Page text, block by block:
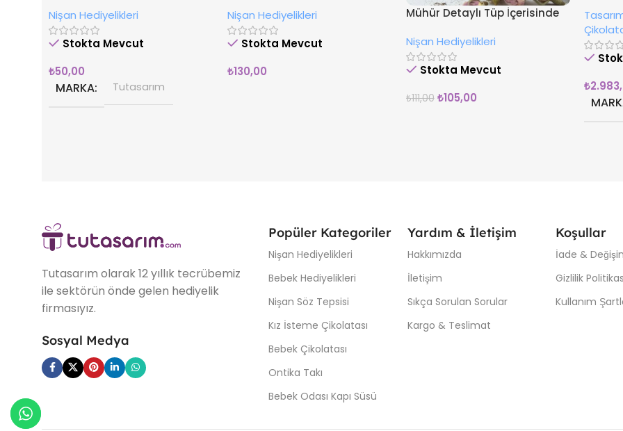
Nişan Hediyelikleri
Stokta Mevcut
₺50,00
MARKA Tutasarım
Nişan Hediyelikleri
Stokta Mevcut
₺130,00
Mühür Detaylı Tüp İçerisinde
Nişan Hediyelikleri
Stokta Mevcut
₺111,00 ₺105,00
₺
Tutasarım olarak 12 yıllık tecrübemiz
ile sektörün önde gelen hediyelik
firmasıyız.
Sosyal Medya
Popüler Kategoriler
Nişan Hediyelikleri
Bebek Hediyelikleri
Nişan Söz Tepsisi
Kız İsteme Çikolatası
Bebek Çikolatası
Ontika Takı
Bebek Odası Kapı Süsü
Yardım & İletişim
Hakkımızda
İletişim
Sıkça Sorulan Sorular
Kargo & Teslimat
Koşullar
İade &
Gizlilik
Kullanım